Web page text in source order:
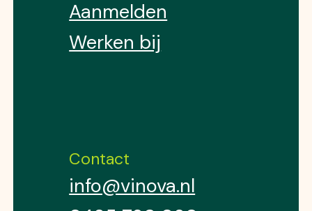
Aanmelden
Werken bij
Contact
info@vinova.nl